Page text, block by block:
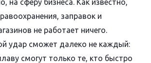
на сферу бизнеса. Как известно,
заправок и
не работает ничего.
удар сможет далеко не каждый:
смогут только те, кто быстро